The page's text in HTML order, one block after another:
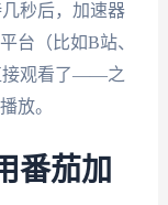
秒后，加速器
台（比如B站、
接观看了——之
放。
番茄加